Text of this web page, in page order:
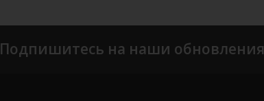
Подпишитесь на наши обновления